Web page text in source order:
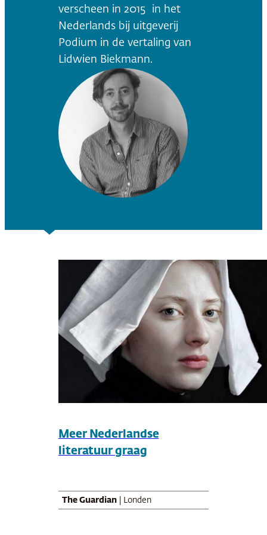
verscheen in 2015 in het
Nederlands bij uitgeverij
Podium in de vertaling van
Lidwien Biekmann.
Meer Nederlandse
literatuur graag
The Guardian | Londen